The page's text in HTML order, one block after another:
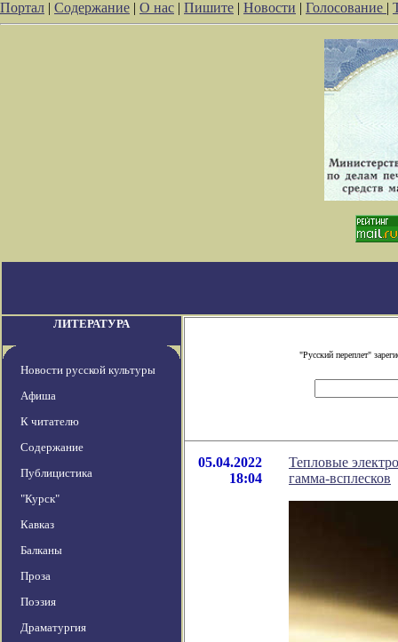
Портал | Содержание | О нас | Пишите | Новости | Голосование |
ЛИТЕРАТУРА
Новости русской культуры
Афиша
К читателю
Содержание
Публицистика
"Курск"
Кавказ
Балканы
Проза
Поэзия
Драматургия
"Русский переплет"
05.04.2022
18:04
Тепловые
гамма-всплесков